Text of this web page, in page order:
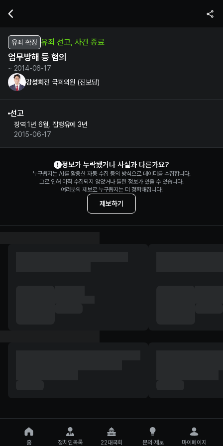
유죄 확정 유죄 선고, 사건 종료
업무방해 등 혐의
~ 2014-06-17
강성희전 국회의원 (진보당)
선고
징역 1년 6월, 집행유예 3년
2015-06-17
정보가 누락됐거나 사실과 다른가요?
누구뽑지는 AI를 활용한 자동 수집 등의 방식으로 데이터를 수집합니다.
그로 인해 아직 수집되지 않았거나 틀린 정보가 있을 수 있습니다.
여러분의 제보로 누구뽑지는 더 정확해집니다!
제보하기
홈 정치인목록 22대국회 문의·제보 마이페이지